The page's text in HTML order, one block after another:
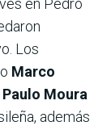
en Pedro
Los
Marco
Moura
además